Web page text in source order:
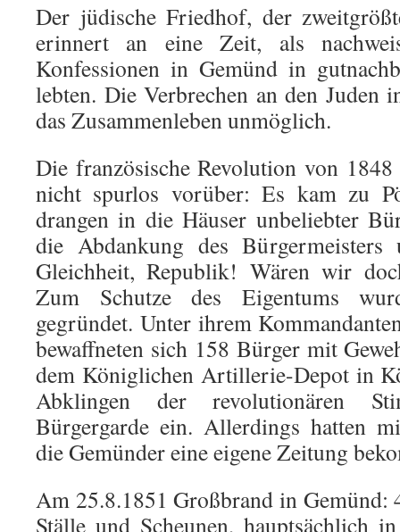
Der jüdische Friedhof, der
erinnert an eine Zeit, als
Konfessionen in Gemünd in
lebten. Die Verbrechen an den Juden
das Zusammenleben unmöglich.
Die französische Revolution von
nicht spurlos vorüber: Es kam zu
drangen in die Häuser unbeliebter
die Abdankung des
Gleichheit, Republik! Wären wir
Zum Schutze des Eigentums
gegründet. Unter ihrem
bewaffneten sich 158 Bürger mit
dem Königlichen Artillerie-Depot in
Abklingen der revolutionären
Bürgergarde ein. Allerdings hatten
die Gemünder eine eigene Zeitung
Am 25.8.1851 Großbrand in Gemünd:
Ställe und Scheunen, hauptsächlich